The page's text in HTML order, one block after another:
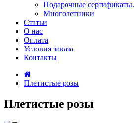
Подарочные сертификаты.
Многолетники
Статьи
О нас
Оплата
Условия заказа
Контакты
Плетистые розы
Плетистые розы